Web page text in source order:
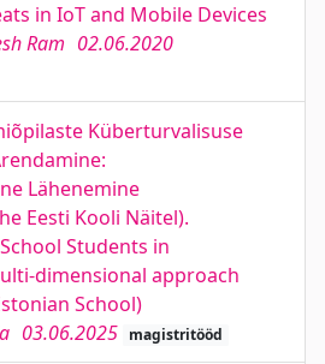
in IoT and Mobile Devices
Ram 02.06.2020
Küberturvalisuse
Lähenemine
Eesti Kooli Näitel).
Students in
dimensional approach
School)
03.06.2025 magistritööd